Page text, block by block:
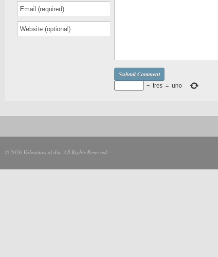
− tres = uno
© 2026 Valentines al día. All Rights Reserved.